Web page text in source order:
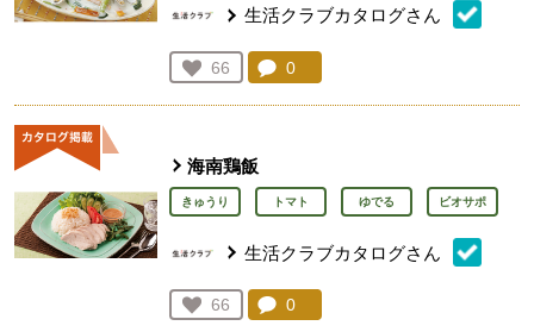
生活クラブカタログさん
お気に入り登録：
66
人が登録
コメント：
0
海南鶏飯
きゅうり トマト ゆでる ビオサポ
生活クラブカタログさん
お気に入り登録：
66
人が登録
コメント：
0